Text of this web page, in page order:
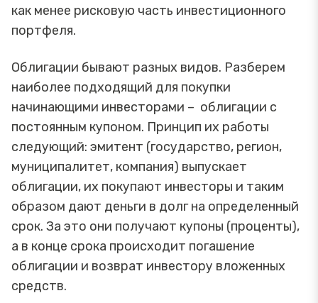
как менее рисковую часть инвестиционного
портфеля.
Облигации бывают разных видов. Разберем
наиболее подходящий для покупки
начинающими инвесторами – облигации с
постоянным купоном. Принцип их работы
следующий: эмитент (государство, регион,
муниципалитет, компания) выпускает
облигации, их покупают инвесторы и таким
образом дают деньги в долг на определенный
срок. За это они получают купоны (проценты),
а в конце срока происходит погашение
облигации и возврат инвестору вложенных
средств.